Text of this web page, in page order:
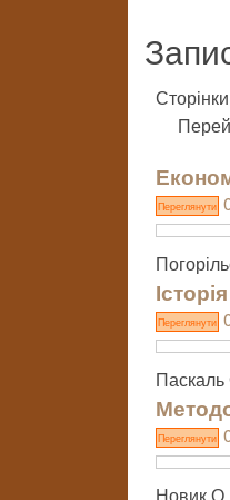
Переглянути
Переглянути
Переглянути